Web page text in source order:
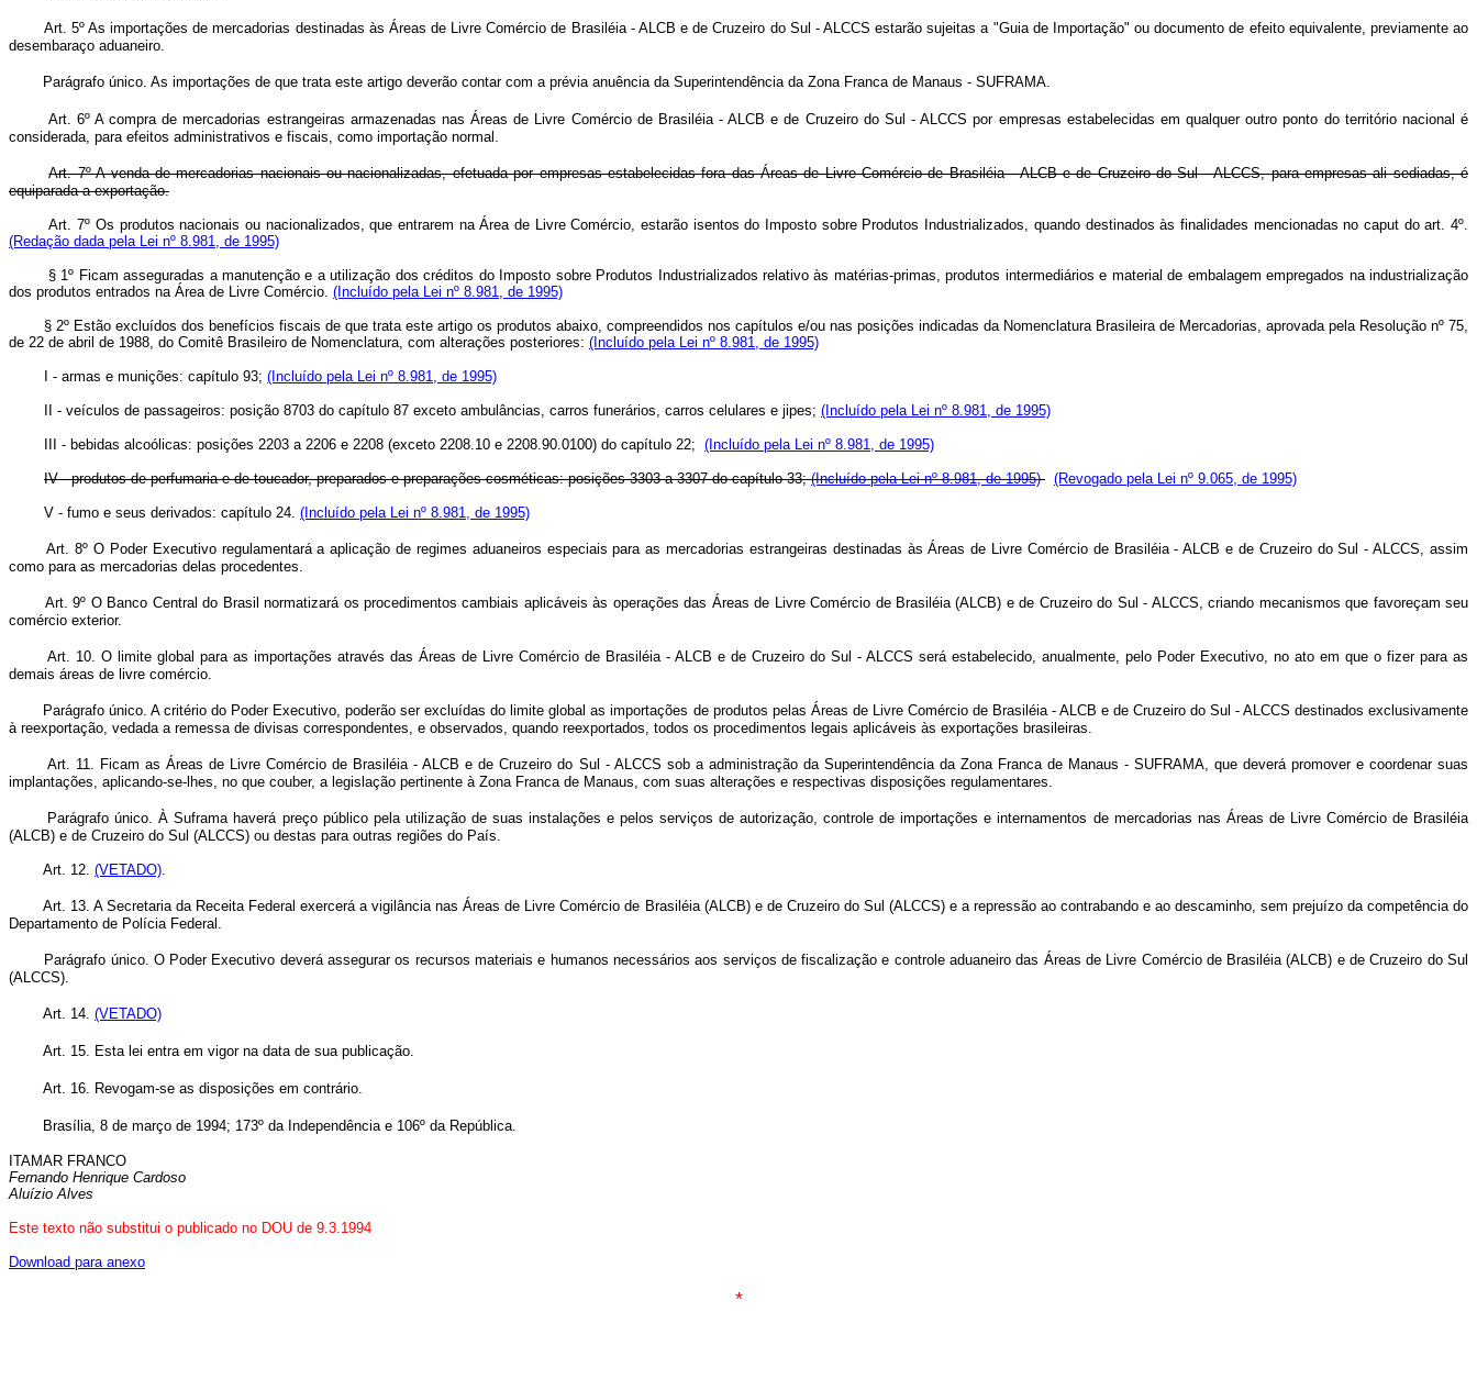
Art. 5º As importações de mercadorias destinadas às Áreas de Livre Comércio de Brasiléia - ALCB e de Cruzeiro do Sul - ALCCS estarão sujeitas a "Guia de Importação" ou documento de efeito equivalente, previamente ao
desembaraço aduaneiro.
Parágrafo único. As importações de que trata este artigo deverão contar com a prévia anuência da Superintendência da Zona Franca de Manaus - SUFRAMA.
Art. 6º A compra de mercadorias estrangeiras armazenadas nas Áreas de Livre Comércio de Brasiléia - ALCB e de Cruzeiro do Sul - ALCCS por empresas estabelecidas em qualquer outro ponto do território nacional é
considerada, para efeitos administrativos e fiscais, como importação normal.
Art. 7º A venda de mercadorias nacionais ou nacionalizadas, efetuada por empresas estabelecidas fora das Áreas de Livre Comércio de Brasiléia - ALCB e de Cruzeiro do Sul - ALCCS, para empresas ali sediadas, é
equiparada a exportação.
Art. 7º Os produtos nacionais ou nacionalizados, que entrarem na Área de Livre Comércio, estarão isentos do Imposto sobre Produtos Industrializados, quando destinados às finalidades mencionadas no caput do art. 4º.
(Redação dada pela Lei nº 8.981, de 1995)
§ 1º Ficam asseguradas a manutenção e a utilização dos créditos do Imposto sobre Produtos Industrializados relativo às matérias-primas, produtos intermediários e material de embalagem empregados na industrialização
dos produtos entrados na Área de Livre Comércio. (Incluído pela Lei nº 8.981, de 1995)
§ 2º Estão excluídos dos benefícios fiscais de que trata este artigo os produtos abaixo, compreendidos nos capítulos e/ou nas posições indicadas da Nomenclatura Brasileira de Mercadorias, aprovada pela Resolução nº 75,
de 22 de abril de 1988, do Comitê Brasileiro de Nomenclatura, com alterações posteriores: (Incluído pela Lei nº 8.981, de 1995)
I - armas e munições: capítulo 93; (Incluído pela Lei nº 8.981, de 1995)
II - veículos de passageiros: posição 8703 do capítulo 87 exceto ambulâncias, carros funerários, carros celulares e jipes; (Incluído pela Lei nº 8.981, de 1995)
III - bebidas alcoólicas: posições 2203 a 2206 e 2208 (exceto 2208.10 e 2208.90.0100) do capítulo 22; (Incluído pela Lei nº 8.981, de 1995)
IV - produtos de perfumaria e de toucador, preparados e preparações cosméticas: posições 3303 a 3307 do capítulo 33;(Incluído pela Lei nº 8.981, de 1995) (Revogado pela Lei nº 9.065, de 1995)
V - fumo e seus derivados: capítulo 24. (Incluído pela Lei nº 8.981, de 1995)
Art. 8º O Poder Executivo regulamentará a aplicação de regimes aduaneiros especiais para as mercadorias estrangeiras destinadas às Áreas de Livre Comércio de Brasiléia - ALCB e de Cruzeiro do Sul - ALCCS, assim
como para as mercadorias delas procedentes.
Art. 9º O Banco Central do Brasil normatizará os procedimentos cambiais aplicáveis às operações das Áreas de Livre Comércio de Brasiléia (ALCB) e de Cruzeiro do Sul - ALCCS, criando mecanismos que favoreçam seu
comércio exterior.
Art. 10. O limite global para as importações através das Áreas de Livre Comércio de Brasiléia - ALCB e de Cruzeiro do Sul - ALCCS será estabelecido, anualmente, pelo Poder Executivo, no ato em que o fizer para as
demais áreas de livre comércio.
Parágrafo único. A critério do Poder Executivo, poderão ser excluídas do limite global as importações de produtos pelas Áreas de Livre Comércio de Brasiléia - ALCB e de Cruzeiro do Sul - ALCCS destinados exclusivamente
à reexportação, vedada a remessa de divisas correspondentes, e observados, quando reexportados, todos os procedimentos legais aplicáveis às exportações brasileiras.
Art. 11. Ficam as Áreas de Livre Comércio de Brasiléia - ALCB e de Cruzeiro do Sul - ALCCS sob a administração da Superintendência da Zona Franca de Manaus - SUFRAMA, que deverá promover e coordenar suas
implantações, aplicando-se-lhes, no que couber, a legislação pertinente à Zona Franca de Manaus, com suas alterações e respectivas disposições regulamentares.
Parágrafo único. À Suframa haverá preço público pela utilização de suas instalações e pelos serviços de autorização, controle de importações e internamentos de mercadorias nas Áreas de Livre Comércio de Brasiléia
(ALCB) e de Cruzeiro do Sul (ALCCS) ou destas para outras regiões do País.
Art. 12. (VETADO).
Art. 13. A Secretaria da Receita Federal exercerá a vigilância nas Áreas de Livre Comércio de Brasiléia (ALCB) e de Cruzeiro do Sul (ALCCS) e a repressão ao contrabando e ao descaminho, sem prejuízo da competência do
Departamento de Polícia Federal.
Parágrafo único. O Poder Executivo deverá assegurar os recursos materiais e humanos necessários aos serviços de fiscalização e controle aduaneiro das Áreas de Livre Comércio de Brasiléia (ALCB) e de Cruzeiro do Sul
(ALCCS).
Art. 14. (VETADO)
Art. 15. Esta lei entra em vigor na data de sua publicação.
Art. 16. Revogam-se as disposições em contrário.
Brasília, 8 de março de 1994; 173º da Independência e 106º da República.
ITAMAR FRANCO
Fernando Henrique Cardoso
Aluízio Alves
Este texto não substitui o publicado no DOU de 9.3.1994
Download para anexo
*